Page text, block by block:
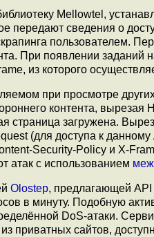
Mellowtel,
передают сведения о
пользователем.
При появлении заданий
из которого
при просмотре
контента,
страница загружена.
(для доступа к
Security-Policy и X-
атак с использованием
Olostep, предлагающей API
в минуту. Подобную
DoS-атаки.
приватных сайтов,